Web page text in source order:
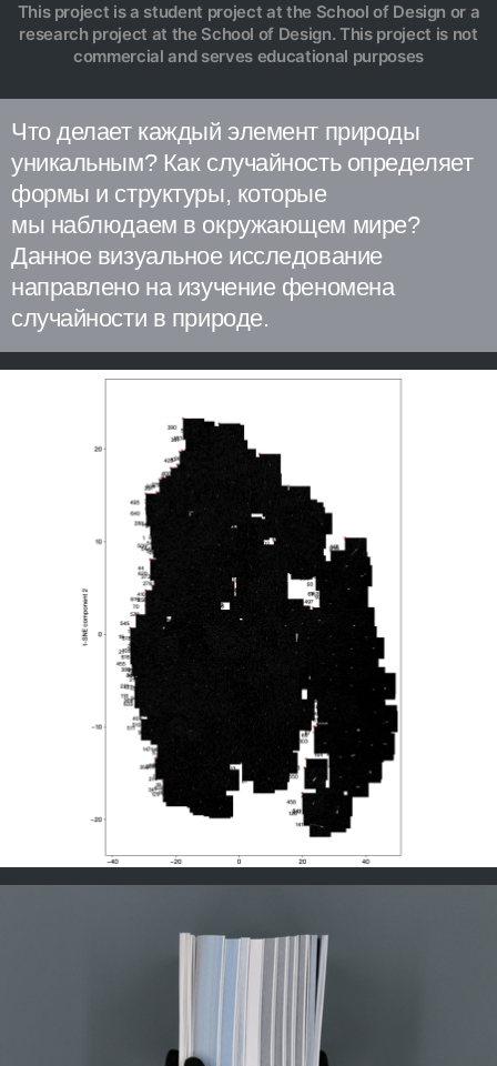
This project is a student project at the School of Design or a
research project at the School of Design. This project is not
commercial and serves educational purposes
Что делает каждый элемент природы
уникальным? Как случайность определяет
формы и структуры, которые
мы наблюдаем в окружающем мире?
Данное визуальное исследование
направлено на изучение феномена
случайности в природе.